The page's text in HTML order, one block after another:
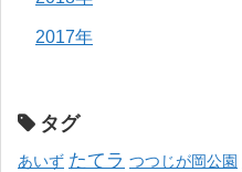
2017年
タグ
あいず たてラ つつじが岡公園